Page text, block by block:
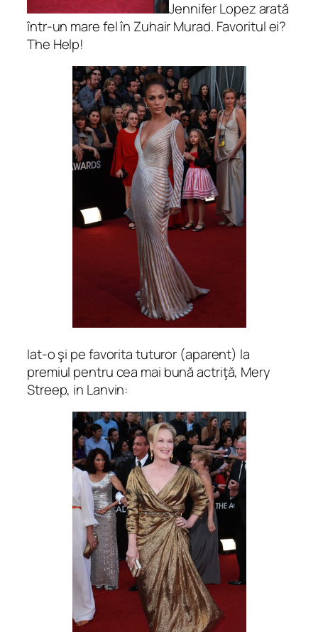
Jennifer Lopez arată
într-un mare fel în Zuhair Murad. Favoritul ei?
The Help!
Iat-o şi pe favorita tuturor (aparent) la
premiul pentru cea mai bună actriţă, Mery
Streep, in Lanvin: